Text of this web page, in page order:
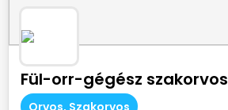
Fül-orr-gégész szakorvos
Orvos, Szakorvos